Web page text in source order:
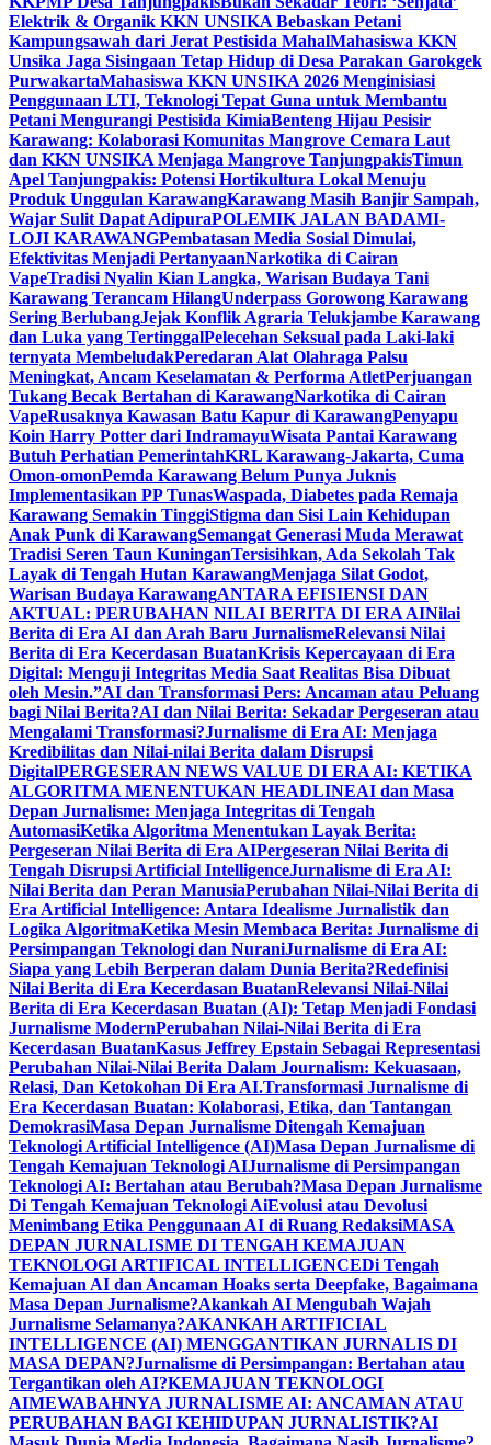
Elektrik & Organik KKN UNSIKA Bebaskan Petani
Kampungsawah dari Jerat Pestisida MahalMahasiswa KKN
Unsika Jaga Sisingaan Tetap Hidup di Desa Parakan Garokgek
PurwakartaMahasiswa KKN UNSIKA 2026 Menginisiasi
Penggunaan LTI, Teknologi Tepat Guna untuk Membantu
Petani Mengurangi Pestisida KimiaBenteng Hijau Pesisir
Karawang: Kolaborasi Komunitas Mangrove Cemara Laut
dan KKN UNSIKA Menjaga Mangrove TanjungpakisTimun
Apel Tanjungpakis: Potensi Hortikultura Lokal Menuju
Produk Unggulan KarawangKarawang Masih Banjir Sampah,
Wajar Sulit Dapat AdipuraPOLEMIK JALAN BADAMI-
LOJI KARAWANGPembatasan Media Sosial Dimulai,
Efektivitas Menjadi PertanyaanNarkotika di Cairan
VapeTradisi Nyalin Kian Langka, Warisan Budaya Tani
Karawang Terancam HilangUnderpass Gorowong Karawang
Sering BerlubangJejak Konflik Agraria Telukjambe Karawang
dan Luka yang TertinggalPelecehan Seksual pada Laki-laki
ternyata MembeludakPeredaran Alat Olahraga Palsu
Meningkat, Ancam Keselamatan & Performa AtletPerjuangan
Tukang Becak Bertahan di KarawangNarkotika di Cairan
VapeRusaknya Kawasan Batu Kapur di KarawangPenyapu
Koin Harry Potter dari IndramayuWisata Pantai Karawang
Butuh Perhatian PemerintahKRL Karawang-Jakarta, Cuma
Omon-omonPemda Karawang Belum Punya Juknis
Implementasikan PP TunasWaspada, Diabetes pada Remaja
Karawang Semakin TinggiStigma dan Sisi Lain Kehidupan
Anak Punk di KarawangSemangat Generasi Muda Merawat
Tradisi Seren Taun KuninganTersisihkan, Ada Sekolah Tak
Layak di Tengah Hutan KarawangMenjaga Silat Godot,
Warisan Budaya KarawangANTARA EFISIENSI DAN
AKTUAL: PERUBAHAN NILAI BERITA DI ERA AINilai
Berita di Era AI dan Arah Baru JurnalismeRelevansi Nilai
Berita di Era Kecerdasan BuatanKrisis Kepercayaan di Era
Digital: Menguji Integritas Media Saat Realitas Bisa Dibuat
oleh Mesin.”AI dan Transformasi Pers: Ancaman atau Peluang
bagi Nilai Berita?AI dan Nilai Berita: Sekadar Pergeseran atau
Mengalami Transformasi?Jurnalisme di Era AI: Menjaga
Kredibilitas dan Nilai-nilai Berita dalam Disrupsi
DigitalPERGESERAN NEWS VALUE DI ERA AI: KETIKA
ALGORITMA MENENTUKAN HEADLINEAI dan Masa
Depan Jurnalisme: Menjaga Integritas di Tengah
AutomasiKetika Algoritma Menentukan Layak Berita:
Pergeseran Nilai Berita di Era AIPergeseran Nilai Berita di
Tengah Disrupsi Artificial IntelligenceJurnalisme di Era AI:
Nilai Berita dan Peran ManusiaPerubahan Nilai-Nilai Berita di
Era Artificial Intelligence: Antara Idealisme Jurnalistik dan
Logika AlgoritmaKetika Mesin Membaca Berita: Jurnalisme di
Persimpangan Teknologi dan NuraniJurnalisme di Era AI:
Siapa yang Lebih Berperan dalam Dunia Berita?Redefinisi
Nilai Berita di Era Kecerdasan BuatanRelevansi Nilai-Nilai
Berita di Era Kecerdasan Buatan (AI): Tetap Menjadi Fondasi
Jurnalisme ModernPerubahan Nilai-Nilai Berita di Era
Kecerdasan BuatanKasus Jeffrey Epstain Sebagai Representasi
Perubahan Nilai-Nilai Berita Dalam Journalism: Kekuasaan,
Relasi, Dan Ketokohan Di Era AI.Transformasi Jurnalisme di
Era Kecerdasan Buatan: Kolaborasi, Etika, dan Tantangan
DemokrasiMasa Depan Jurnalisme Ditengah Kemajuan
Teknologi Artificial Intelligence (AI)Masa Depan Jurnalisme di
Tengah Kemajuan Teknologi AIJurnalisme di Persimpangan
Teknologi AI: Bertahan atau Berubah?Masa Depan Jurnalisme
Di Tengah Kemajuan Teknologi AiEvolusi atau Devolusi
Menimbang Etika Penggunaan AI di Ruang RedaksiMASA
DEPAN JURNALISME DI TENGAH KEMAJUAN
TEKNOLOGI ARTIFICAL INTELLIGENCEDi Tengah
Kemajuan AI dan Ancaman Hoaks serta Deepfake, Bagaimana
Masa Depan Jurnalisme?Akankah AI Mengubah Wajah
Jurnalisme Selamanya?AKANKAH ARTIFICIAL
INTELLIGENCE (AI) MENGGANTIKAN JURNALIS DI
MASA DEPAN?Jurnalisme di Persimpangan: Bertahan atau
Tergantikan oleh AI?KEMAJUAN TEKNOLOGI
AIMEWABAHNYA JURNALISME AI: ANCAMAN ATAU
PERUBAHAN BAGI KEHIDUPAN JURNALISTIK?AI